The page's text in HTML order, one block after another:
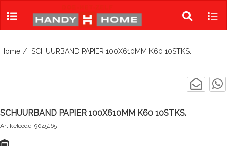
Toggle
search
Home SCHUURBAND PAPIER 100X610MM K60 10STKS.
SCHUURBAND PAPIER 100X610MM K60 10STKS.
Artikelcode: 9045165